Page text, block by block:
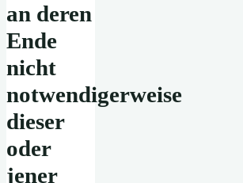
an deren
Ende
nicht
notwendigerweise
dieser
oder
jener